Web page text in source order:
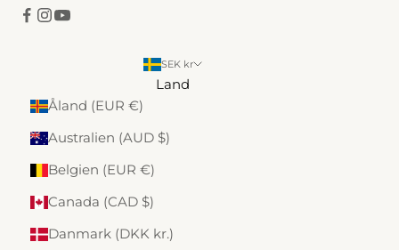
SEK kr
Land
Åland (EUR €)
Australien (AUD $)
Belgien (EUR €)
Canada (CAD $)
Danmark (DKK kr.)